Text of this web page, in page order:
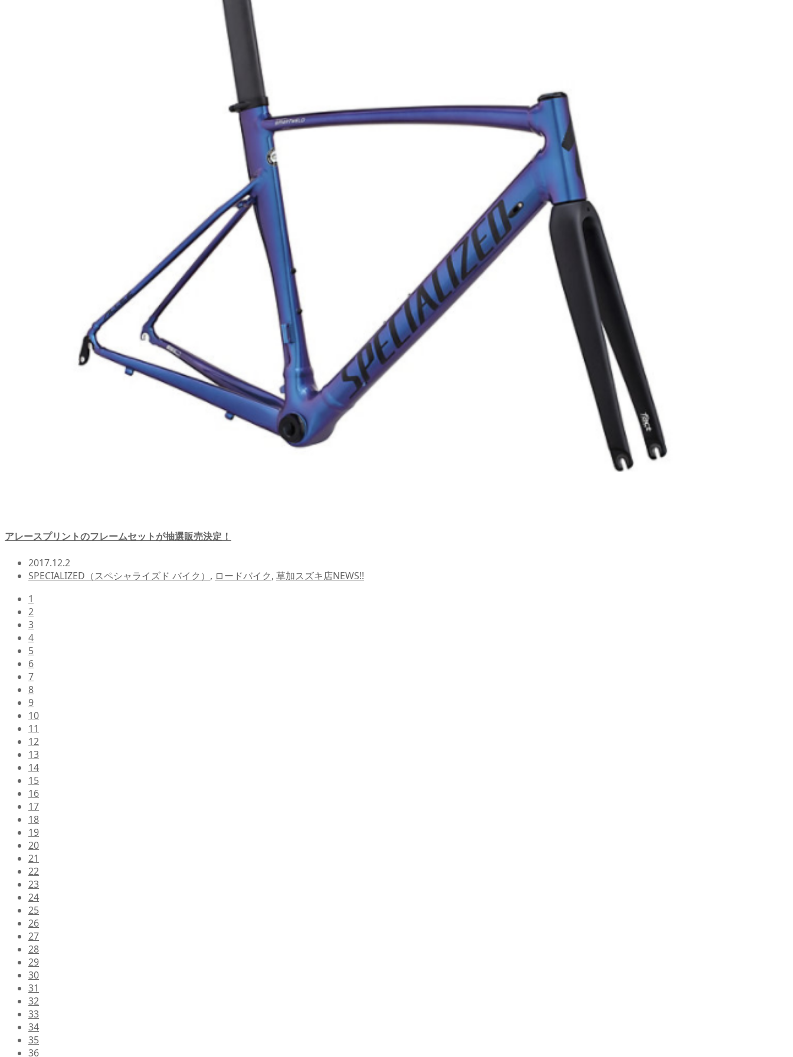
アレースプリントのフレームセットが抽選販売決定！
2017.12.2
SPECIALIZED（スペシャライズド バイク） , ロードバイク, 草加スズキ店NEWS!!
1
2
3
4
5
6
7
8
9
10
11
12
13
14
15
16
17
18
19
20
21
22
23
24
25
26
27
28
29
30
31
32
33
34
35
36